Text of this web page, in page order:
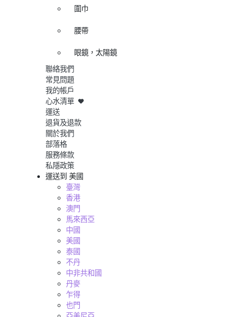
圍巾
腰帶
眼鏡，太陽鏡
聯絡我們
常見問題
我的帳戶
心水清單
運送
退貨及退款
關於我們
部落格
服務條款
私隱政策
運送到 美國
臺灣
香港
澳門
馬來西亞
中國
美國
泰國
不丹
中非共和國
丹麥
乍得
也門